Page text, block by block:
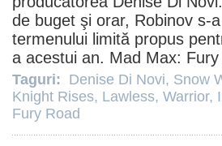
de buget şi orar, Robinov s-
termenului limită propus
a acestui an. Mad Max: Fury
Taguri: Denise Di Novi, Snow
Knight Rises, Lawless, Warrior,
Fury Road